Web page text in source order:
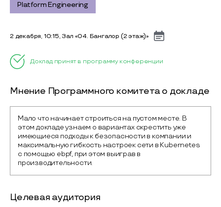
Platform Engineering
2 декабря, 10:15, Зал «04. Бангалор (2 этаж)»
Доклад принят в программу конференции
Мнение Программного комитета о докладе
Мало что начинает строиться на пустом месте. В
этом докладе узнаем о вариантах скрестить уже
имеющиеся подходы к безопасности в компании и
максимальную гибкость настроек сети в Kubernetes
с помощью ebpf, при этом выиграв в
производительности.
Целевая аудитория